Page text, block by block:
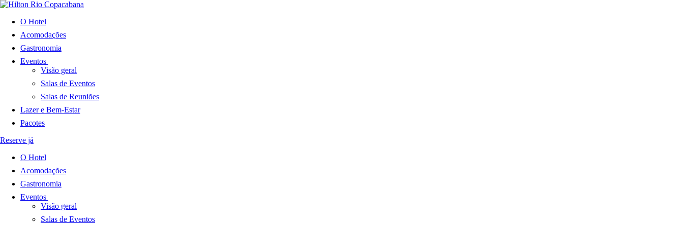
O Hotel
Acomodações
Gastronomia
Eventos
Visão geral
Salas de Eventos
Salas de Reuniões
Lazer e Bem-Estar
Pacotes
Reserve já
O Hotel
Acomodações
Gastronomia
Eventos
Visão geral
Salas de Eventos